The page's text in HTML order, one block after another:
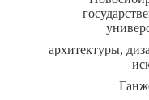
архитектуры,